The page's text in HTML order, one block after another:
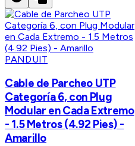
PANDUIT
Cable de Parcheo UTP
Categoría 6, con Plug
Modular en Cada Extremo
- 1.5 Metros (4.92 Pies) -
Amarillo